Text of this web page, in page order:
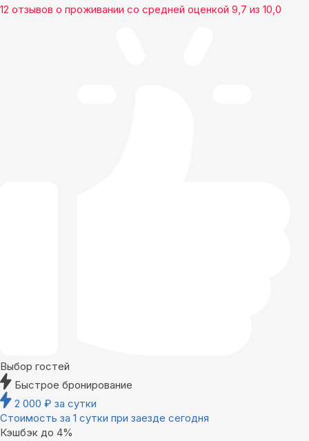
12 отзывов о проживании со средней оценкой 9,7 из 10,0
Выбор гостей
Быстрое бронирование
2 000 ₽ за сутки
Стоимость за 1 сутки при заезде сегодня
Кэшбэк до 4%